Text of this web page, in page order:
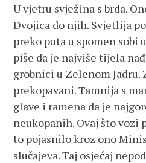
U vjetru svježina s brda.
Dvojica do njih. Svjetlija
preko puta u spomen
piše da je najviše tijela
grobnici u Zelenom Jadru.
prekopavani. Tamnija s
glave i ramena da je
neukopanih. Ovaj što vozi
to pojasnilo kroz ono
slučajeva. Taj osjećaj